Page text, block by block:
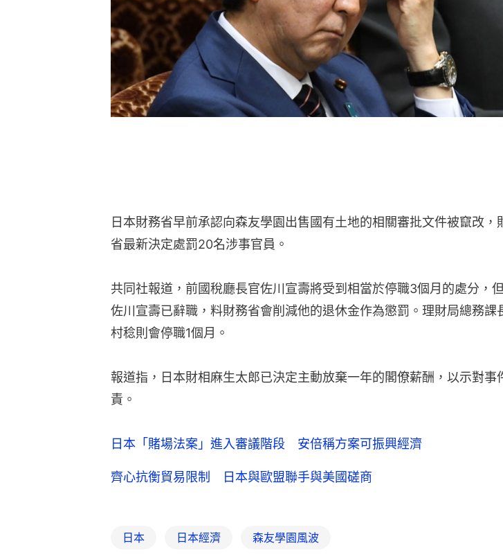
日本財務省早前承認向森友學園出售國有土地的相關審批文件被竄改，
省最新決定處罰20名涉事官員。
共同社報道，前國稅廳長官佐川宣壽將受到相當於停職3個月的處分，
佐川宣壽已辭職，料財務省會削減他的退休金作為懲罰。理財局總務課
村稔則會停職1個月。
報道指，日本財相麻生太郎已決定主動放棄一年的閣僚薪酬，以示對事
責。
日本「賭場法案」進入審議階段 安倍稱方案可振興經濟
齊心抗衡貿易限制 日本與歐盟聯手與美國磋商
日本 日本經濟 森友學園風波